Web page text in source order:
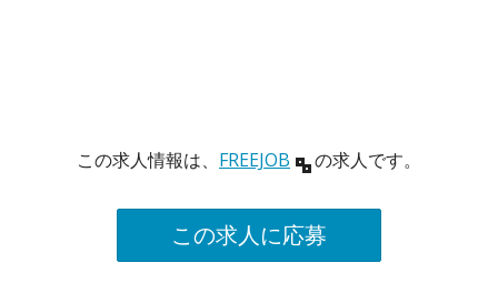
この求人情報は、 FREEJOB の求人です。
この求人に応募